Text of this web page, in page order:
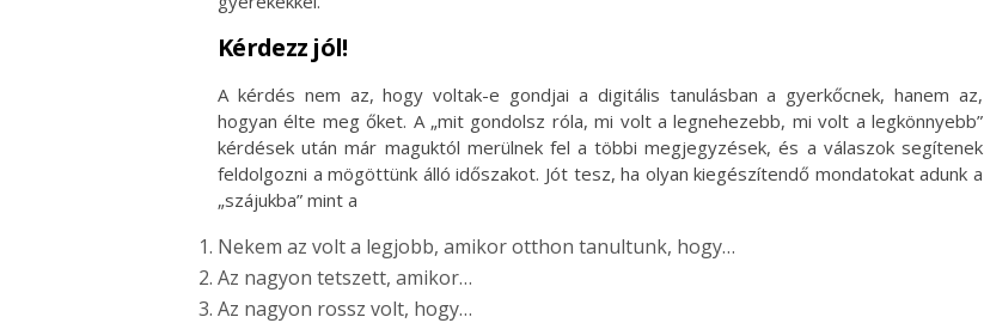
Kérdezz jól!
A kérdés nem az, hogy voltak-e gondjai a digitális tanulásban a gyerkőcnek, hanem az,
hogyan élte meg őket. A „mit gondolsz róla, mi volt a legnehezebb, mi volt a legkönnyebb”
kérdések után már maguktól merülnek fel a többi megjegyzések, és a válaszok segítenek
feldolgozni a mögöttünk álló időszakot. Jót tesz, ha olyan kiegészítendő mondatokat adunk a
„szájukba” mint a
Nekem az volt a legjobb, amikor otthon tanultunk, hogy…
Az nagyon tetszett, amikor…
Az nagyon rossz volt, hogy…